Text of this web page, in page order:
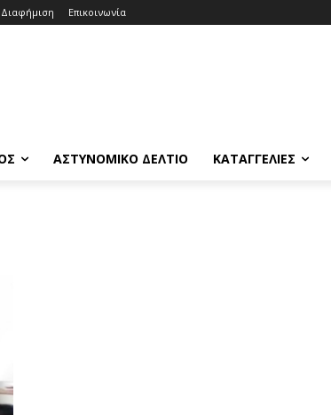
Διαφήμιση Επικοινωνία
ΑΣΤΥΝΟΜΙΚΟ ΔΕΛΤΙΟ ΚΑΤΑΓΓΕΛΙΕΣ